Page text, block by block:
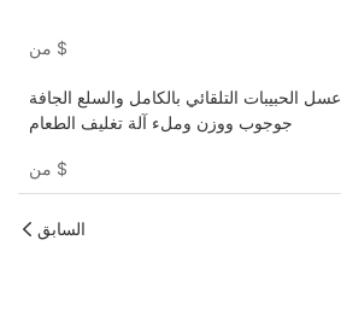
$
عسل الحبيبات التلقائي بالكامل والسلع الجافة
جوجوب ووزن وملء آلة تغليف الطعام
$
السابق